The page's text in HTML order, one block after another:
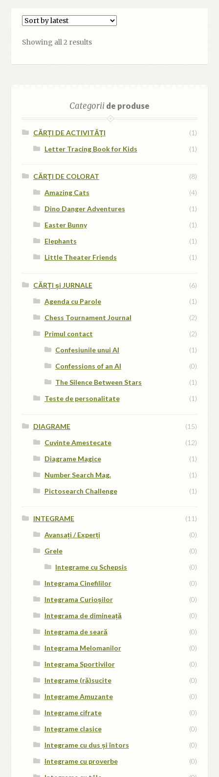
Showing all 2 resultsSorted
latest
Categoriide produse
CĂRȚI DE ACTIVITĂȚI
(1)
Letter Tracing Book for Kids
(1)
CĂRȚI DE COLORAT
(8)
Amazing Cats
(4)
Dino Danger Adventures
(1)
Easter Bunny
(1)
Elephants
(1)
Little Theater Friends
(1)
CĂRȚI și JURNALE
(6)
Agenda cu Parole
(1)
Chess Tournament Journal
(2)
Primul contact
(2)
Confesiunile unui AI
(1)
Confessions of an AI
(0)
The Silence Between Stars
(1)
Teste de personalitate
(1)
DIAGRAME
(15)
Cuvinte Amestecate
(12)
Diagrame Magice
(1)
Number Search Mag.
(1)
Pictosearch Challenge
(1)
INTEGRAME
(11)
Avansați / Experți
(0)
Grele
(0)
Integrame cu Schepsis
(0)
Integrama Cinefililor
(0)
Integrama Curioșilor
(0)
Integrama de dimineață
(0)
Integrama de seară
(0)
Integrama Melomanilor
(0)
Integrama Sportivilor
(0)
Integrame (ră)sucite
(0)
Integrame Amuzante
(0)
Integrame cifrate
(0)
Integrame clasice
(0)
Integrame cu dus și întors
(0)
Integrame cu proverbe
(0)